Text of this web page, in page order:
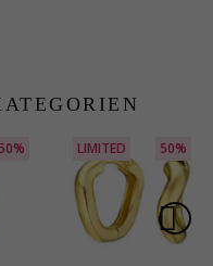
50% LIMITED 50%